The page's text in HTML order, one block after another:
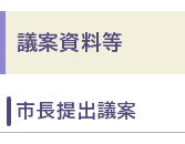
議案資料等
市長提出議案